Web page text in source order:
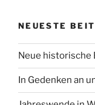
NEUESTE
Neue historische
In Gedenken an